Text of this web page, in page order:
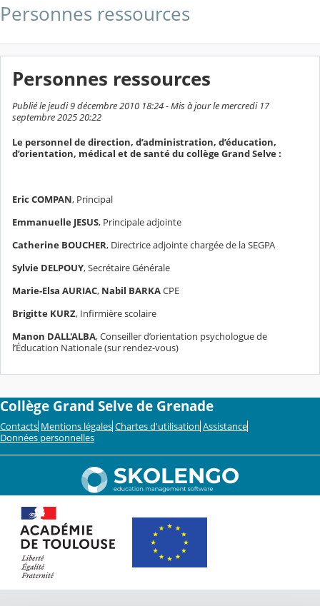
Personnes ressources
Personnes ressources
Publié le jeudi 9 décembre 2010 18:24 - Mis à jour le mercredi 17
septembre 2025 20:22
Le personnel de direction, d’administration, d’éducation,
d’orientation, médical et de santé du collège Grand Selve :
Eric COMPAN, Principal
Emmanuelle JESUS, Principale adjointe
Catherine BOUCHER, Directrice adjointe chargée de la SEGPA
Sylvie DELPOUY, Secrétaire Générale
Marie-Elsa AURIAC, Nabil BARKACPE
Brigitte KURZ, Infirmière scolaire
Manon DALL'ALBA, Conseiller d’orientation psychologue de
l’Éducation Nationale (sur rendez-vous)
Collège Grand Selve de Grenade
Contacts Mentions légales Chartes d'utilisation Assistance
Données personnelles